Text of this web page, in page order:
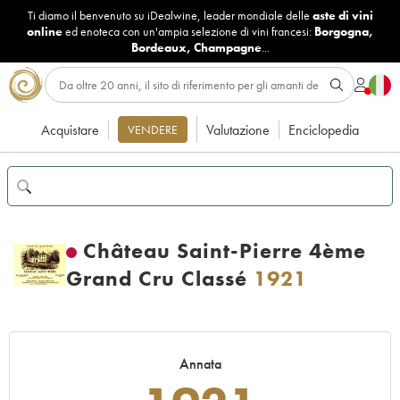
Ti diamo il benvenuto su iDealwine, leader mondiale delle aste di vini
onlineed enoteca con un'ampia selezione di vini francesi: Borgogna,
Bordeaux, Champagne...
Acquistare VENDERE Valutazione Enciclopedia
Château Saint-Pierre 4ème
Grand Cru Classé 1921
Annata